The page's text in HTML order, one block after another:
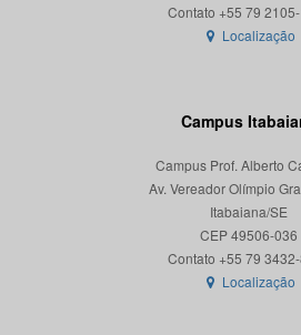
Localização
Campus
Campus Prof. Alberto
Av. Vereador Olímpio
Itabaiana/SE
CEP 49506-036
Localização